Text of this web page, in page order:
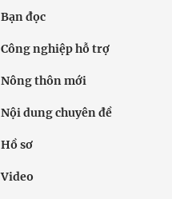
Bạn đọc
Công nghiệp hỗ trợ
Nông thôn mới
Nội dung chuyên đề
Hồ sơ
Video